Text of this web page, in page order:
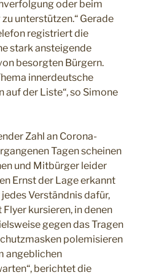
oder beim
unterstützen.“ Gerade
registriert die
stark ansteigende
besorgten Bürgern.
innerdeutsche
auf der Liste“, so Simone
Zahl an Corona-
Tagen scheinen
und Mitbürger leider
Ernst der Lage erkannt
jedes Verständnis dafür,
kursieren, in denen
gegen das Tragen
polemisieren
angeblichen
berichtet die